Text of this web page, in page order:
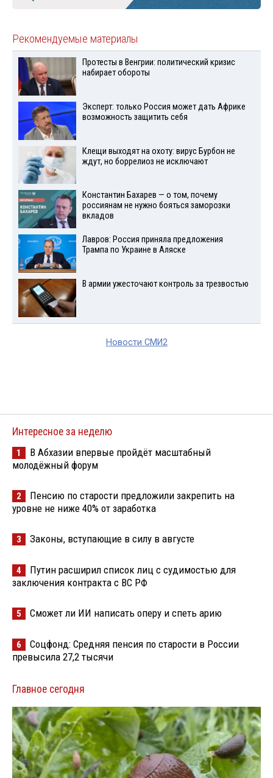
Рекомендуемые материалы
Протесты в Венгрии: политический кризис
набирает обороты
Эксперт: только Россия может дать Африке
возможность защитить себя
Клещи выходят на охоту: вирус Бурбон не
ждут, но боррелиоз не исключают
Константин Бахарев — о том, почему
россиянам не нужно бояться заморозки
вкладов
Лавров: Россия приняла предложения
Трампа по Украине в Аляске
В армии ужесточают контроль за трезвостью
Новости СМИ2
Интересное за неделю
1
В Абхазии впервые пройдёт масштабный
молодёжный форум
2
Пенсию по старости предложили закрепить на
уровне не ниже 40% от заработка
3 Законы, вступающие в силу в августе
4
Путин расширил список лиц с судимостью для
заключения контракта с ВС РФ
5 Сможет ли ИИ написать оперу и спеть арию
6
Соцфонд: Средняя пенсия по старости в России
превысила 27,2 тысячи
Главное сегодня